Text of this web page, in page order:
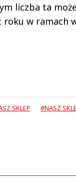
liczba ta
w ramach
SKLEP #NASZ